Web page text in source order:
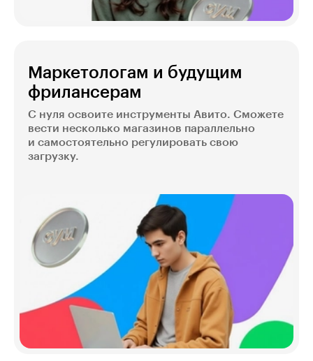
Маркетологам и будущим
фрилансерам
С нуля освоите инструменты Авито. Сможете
вести несколько магазинов параллельно
и самостоятельно регулировать свою
загрузку.